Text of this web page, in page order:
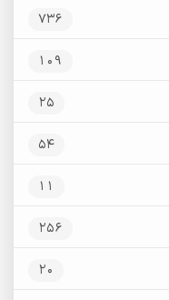
736
109
25
54
11
256
20